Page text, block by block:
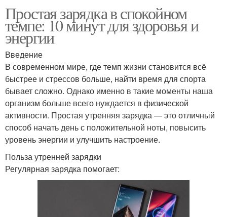
Простая зарядка в спокойном
темпе: 10 минут для здоровья и
энергии
Введение
В современном мире, где темп жизни становится всё
быстрее и стрессов больше, найти время для спорта
бывает сложно. Однако именно в такие моменты наша
организм больше всего нуждается в физической
активности. Простая утренняя зарядка — это отличный
способ начать день с положительной ноты, повысить
уровень энергии и улучшить настроение.
Польза утренней зарядки
Регулярная зарядка помогает: